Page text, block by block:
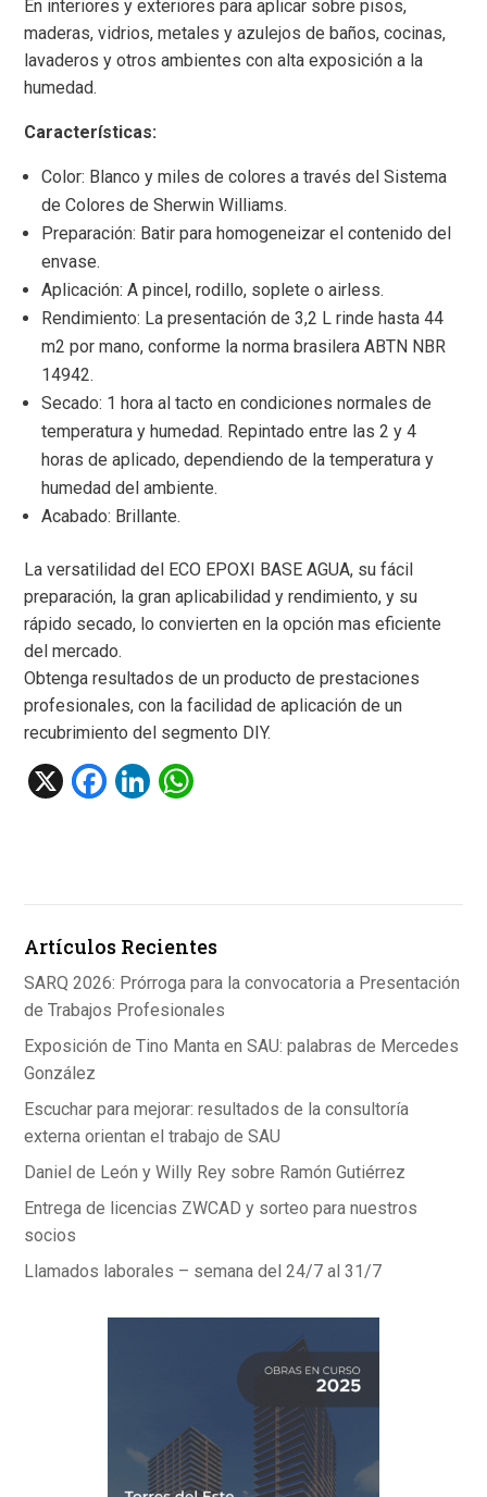
En interiores y exteriores para aplicar sobre pisos,
maderas, vidrios, metales y azulejos de baños, cocinas,
lavaderos y otros ambientes con alta exposición a la
humedad.
Características:
Color: Blanco y miles de colores a través del Sistema
de Colores de Sherwin Williams.
Preparación: Batir para homogeneizar el contenido del
envase.
Aplicación: A pincel, rodillo, soplete o airless.
Rendimiento: La presentación de 3,2 L rinde hasta 44
m2 por mano, conforme la norma brasilera ABTN NBR
14942.
Secado: 1 hora al tacto en condiciones normales de
temperatura y humedad. Repintado entre las 2 y 4
horas de aplicado, dependiendo de la temperatura y
humedad del ambiente.
Acabado: Brillante.
La versatilidad del ECO EPOXI BASE AGUA, su fácil
preparación, la gran aplicabilidad y rendimiento, y su
rápido secado, lo convierten en la opción mas eficiente
del mercado.
Obtenga resultados de un producto de prestaciones
profesionales, con la facilidad de aplicación de un
recubrimiento del segmento DIY.
X
F
o
k
Li
p
p
Artículos Recientes
SARQ 2026: Prórroga para la convocatoria a Presentación
de Trabajos Profesionales
Exposición de Tino Manta en SAU: palabras de Mercedes
González
Escuchar para mejorar: resultados de la consultoría
externa orientan el trabajo de SAU
Daniel de León y Willy Rey sobre Ramón Gutiérrez
Entrega de licencias ZWCAD y sorteo para nuestros
socios
Llamados laborales – semana del 24/7 al 31/7